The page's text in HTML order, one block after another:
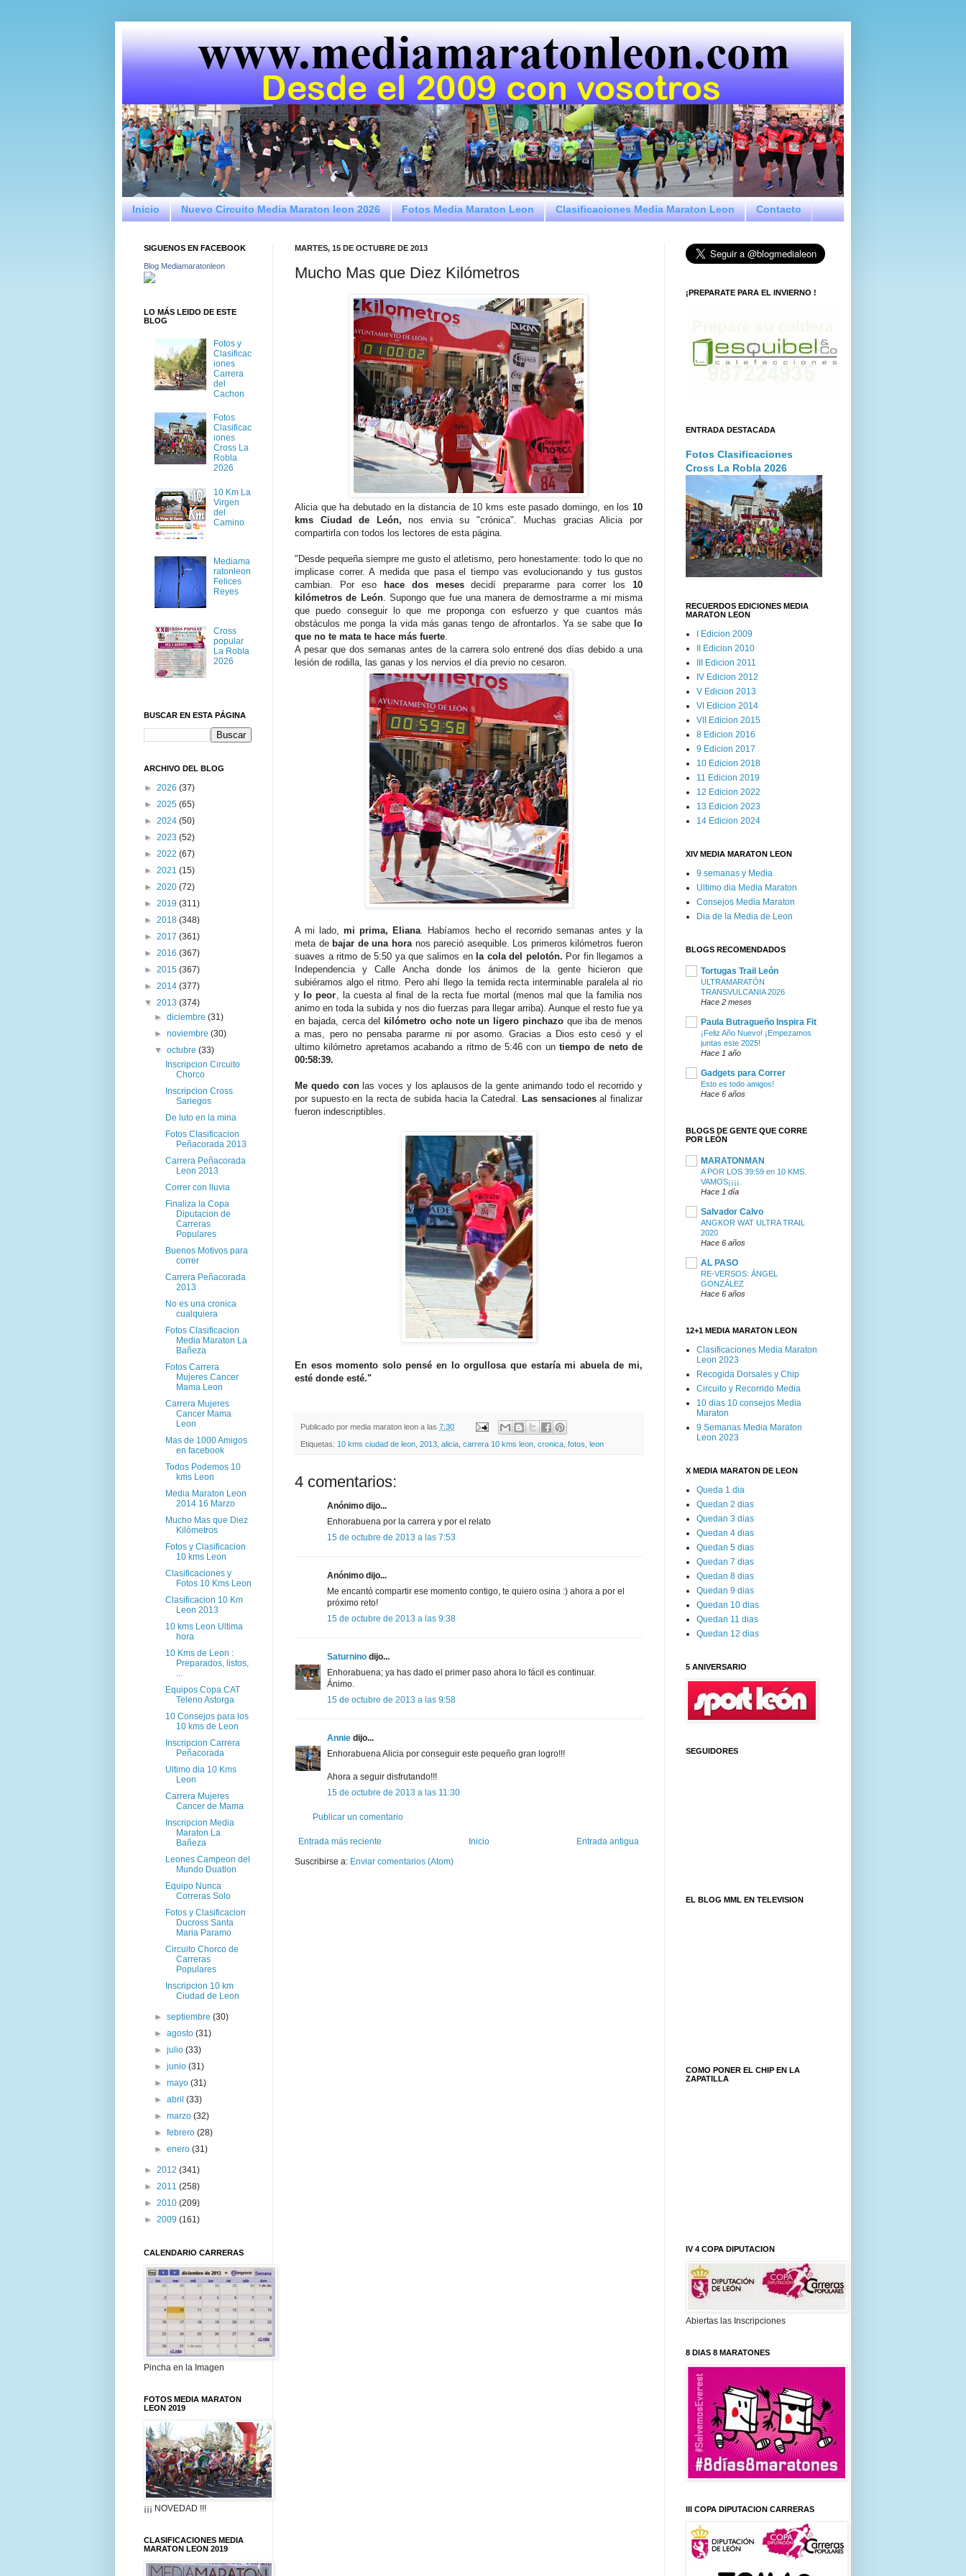
Inicio Nuevo Circuito Media Maraton leon 2026 Fotos Media Maraton Leon Clasificaciones Media Maraton Leon Contacto
MARTES, 15 DE OCTUBRE DE 2013
Mucho Mas que Diez Kilómetros
Alicia que ha debutado en la distancia de 10 kms este pasado domingo, en los 10
kms Ciudad de León, nos envia su "crónica". Muchas gracias Alicia por
compartirla con todos los lectores de esta página.
"Desde pequeña siempre me gusto el atletismo, pero honestamente: todo lo que no
implicase correr. A medida que pasa el tiempo vas evolucionando y tus gustos
cambian. Por eso
hace dos mesesdecidí prepararme para correr los10
kilómetros de León. Supongo que fue una manera de demostrarme a mi misma
que puedo conseguir lo que me proponga con esfuerzo y que cuantos más
obstáculos me ponga la vida más ganas tengo de afrontarlos. Ya se sabe que lo
que no te mata te hace más fuerte.
A pesar que dos semanas antes de la carrera solo entrené dos días debido a una
lesión de rodilla, las ganas y los nervios el día previo no cesaron.
A mi lado,mi prima, Eliana. Habíamos hecho el recorrido semanas antes y la
meta de bajar de una horanos pareció asequible. Los primeros kilómetros fueron
suaves a ritmo de 5:50 ya que salimos en la cola del pelotón. Por fin llegamos a
Independencia y Calle Ancha donde los ánimos de la gente hicieron que
subiéramos algo el ritmo. Pero ahí llego la temida recta interminable paralela al rio
y lo peor, la cuesta al final de la recta fue mortal (menos mal que la familia nos
animo en toda la subida y nos dio fuerzas para llegar arriba). Aunque el resto fue ya
en bajada, cerca del
kilómetro ocho note un ligero pinchazoque iba de menos
a mas, pero no pensaba pararme ni por asomo. Gracias a Dios esto cesó y el
ultimo kilómetro apretamos acabando a ritmo de 5:46 con untiempo de neto de
00:58:39.
Me quedo conlas voces y los aplausos de la gente animando todo el recorrido y
por supuesto en la recta de subida hacia la Catedral. Las sensacionesal finalizar
fueron indescriptibles.
En esos momento solo pensé en lo orgullosa que estaría mi abuela de mi,
esté donde esté."
Publicado por media maraton leon a las 7:30
Etiquetas: 10 kms ciudad de leon 2013 alicia carrera 10 kms leon cronica fotos leon
4 comentarios:
Anónimo dijo...
Enhorabuena por la carrera y por el relato
15 de octubre de 2013 a las 7:53
Anónimo dijo...
Me encantó compartir ese momento contigo, te quiero osina :) ahora a por el
próximo reto!
15 de octubre de 2013 a las 9:38
Saturnino dijo...
Enhorabuena; ya has dado el primer paso ahora lo fácil es continuar.
Ánimo.
15 de octubre de 2013 a las 9:58
Annie dijo...
Enhorabuena Alicia por conseguir este pequeño gran logro!!!
Ahora a seguir disfrutando!!!
15 de octubre de 2013 a las 11:30
Publicar un comentario
Entrada más reciente Entrada antigua
Inicio
Suscribirse a: Enviar comentarios (Atom)
SIGUENOS EN FACEBOOK
Blog Mediamaratonleon
LO MÁS LEIDO DE ESTE
BLOG
Fotos y
Clasificac
iones
Carrera
del
Cachon
Fotos
Clasificac
iones
Cross La
Robla
2026
10 Km La
Virgen
del
Camino
Mediama
ratonleon
Felices
Reyes
Cross
popular
La Robla
2026
BUSCAR EN ESTA PÁGINA
ARCHIVO DEL BLOG
► 2026 (37)
► 2025 (65)
► 2024 (50)
► 2023 (52)
► 2022 (67)
► 2021 (15)
► 2020 (72)
► 2019 (311)
► 2018 (348)
► 2017 (361)
► 2016 (367)
► 2015 (367)
► 2014 (377)
▼ 2013 (374)
►diciembre(31)
►noviembre(30)
▼octubre(33)
Inscripcion Circuito
Chorco
Inscripcion Cross
Sariegos
De luto en la mina
Fotos Clasificacion
Peñacorada 2013
Carrera Peñacorada
Leon 2013
Correr con lluvia
Finaliza la Copa
Diputacion de
Carreras
Populares
Buenos Motivos para
correr
Carrera Peñacorada
2013
No es una cronica
cualquiera
Fotos Clasificacion
Media Maraton La
Bañeza
Fotos Carrera
Mujeres Cancer
Mama Leon
Carrera Mujeres
Cancer Mama
Leon
Mas de 1000 Amigos
en facebook
Todos Podemos 10
kms Leon
Media Maraton Leon
2014 16 Marzo
Mucho Mas que Diez
Kilómetros
Fotos y Clasificacion
10 kms Leon
Clasificaciones y
Fotos 10 Kms Leon
Clasificacion 10 Km
Leon 2013
10 kms Leon Ultima
hora
10 Kms de Leon :
Preparados, listos,
...
Equipos Copa CAT
Teleno Astorga
10 Consejos para los
10 kms de Leon
Inscripcion Carrera
Peñacorada
Ultimo dia 10 Kms
Leon
Carrera Mujeres
Cancer de Mama
Inscripcion Media
Maraton La
Bañeza
Leones Campeon del
Mundo Duatlon
Equipo Nunca
Correras Solo
Fotos y Clasificacion
Ducross Santa
Maria Paramo
Circuito Chorco de
Carreras
Populares
Inscripcion 10 km
Ciudad de Leon
►septiembre(30)
►agosto(31)
►julio(33)
►junio(31)
►mayo(31)
►abril(33)
►marzo(32)
►febrero(28)
►enero(31)
► 2012 (341)
► 2011 (258)
► 2010 (209)
► 2009 (161)
CALENDARIO CARRERAS
Pincha en la Imagen
FOTOS MEDIA MARATON
LEON 2019
¡¡¡ NOVEDAD !!!
CLASIFICACIONES MEDIA
MARATON LEON 2019
¡PREPARATE PARA EL INVIERNO !
ENTRADA DESTACADA
Fotos Clasificaciones
Cross La Robla 2026
RECUERDOS EDICIONES MEDIA
MARATON LEON
I Edicion 2009
II Edicion 2010
III Edicion 2011
IV Edicion 2012
V Edicion 2013
VI Edicion 2014
VII Edicion 2015
8 Edicion 2016
9 Edicion 2017
10 Edicion 2018
11 Edicion 2019
12 Edicion 2022
13 Edicion 2023
14 Edicion 2024
XIV MEDIA MARATON LEON
9 semanas y Media
Ultimo dia Media Maraton
Consejos Media Maraton
Dia de la Media de Leon
BLOGS RECOMENDADOS
Tortugas Trail León
ULTRAMARATÓN
TRANSVULCANIA 2026
Hace 2 meses
Paula Butragueño Inspira Fit
¡Feliz Año Nuevo! ¡Empezamos
juntas este 2025!
Hace 1 año
Gadgets para Correr
Esto es todo amigos!
Hace 6 años
BLOGS DE GENTE QUE CORRE
POR LEÓN
MARATONMAN
A POR LOS 39:59 en 10 KMS.
VAMOS¡¡¡¡.
Hace 1 día
Salvador Calvo
ANGKOR WAT ULTRA TRAIL
2020
Hace 6 años
AL PASO
RE-VERSOS: ÁNGEL
GONZÁLEZ
Hace 6 años
12+1 MEDIA MARATON LEON
Clasificaciones Media Maraton
Leon 2023
Recogida Dorsales y Chip
Circuito y Recorrido Media
10 dias 10 consejos Media
Maraton
9 Semanas Media Maraton
Leon 2023
X MEDIA MARATON DE LEON
Queda 1 dia
Quedan 2 dias
Quedan 3 dias
Quedan 4 dias
Quedan 5 dias
Quedan 7 dias
Quedan 8 dias
Quedan 9 dias
Quedan 10 dias
Quedan 11 dias
Quedan 12 dias
5 ANIVERSARIO
SEGUIDORES
EL BLOG MML EN TELEVISION
COMO PONER EL CHIP EN LA
ZAPATILLA
IV 4 COPA DIPUTACION
Abiertas las Inscripciones
8 DIAS 8 MARATONES
III COPA DIPUTACION CARRERAS